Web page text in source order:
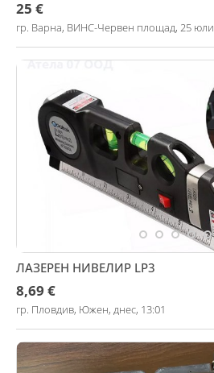
25 €
гр. Варна, ВИНС-Червен площад, 25 юли
ЛАЗЕРЕН НИВЕЛИР LP3
8,69 €
гр. Пловдив, Южен, днес, 13:01